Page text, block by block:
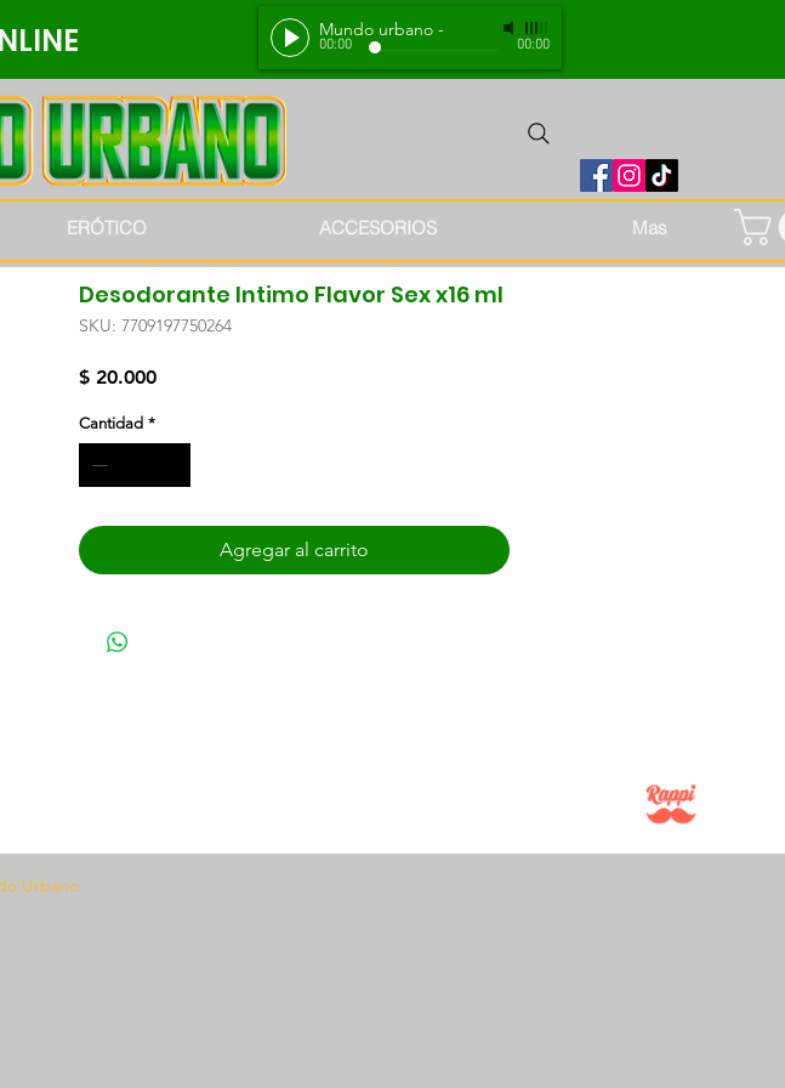
Mundo urbano -
00:00 00:00
ERÓTICO ACCESORIOS Mas
Desodorante Intimo Flavor Sex x16 ml
SKU: 7709197750264
$ 20.000Precio
Cantidad *
Agregar al carrito
Urbano